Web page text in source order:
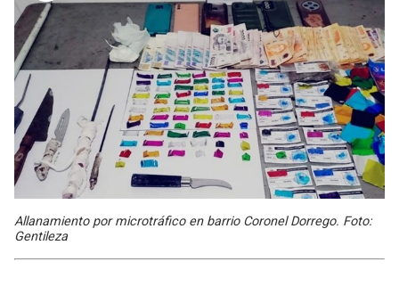
Allanamiento por microtráfico en barrio Coronel Dorrego. Foto:
Gentileza